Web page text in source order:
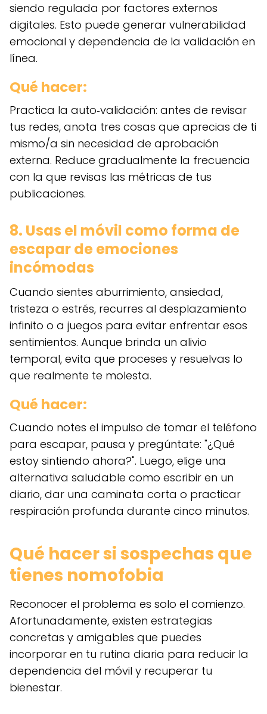
siendo regulada por factores externos
digitales. Esto puede generar vulnerabilidad
emocional y dependencia de la validación en
línea.
Qué hacer:
Practica la auto‑validación: antes de revisar
tus redes, anota tres cosas que aprecias de ti
mismo/a sin necesidad de aprobación
externa. Reduce gradualmente la frecuencia
con la que revisas las métricas de tus
publicaciones.
8. Usas el móvil como forma de
escapar de emociones
incómodas
Cuando sientes aburrimiento, ansiedad,
tristeza o estrés, recurres al desplazamiento
infinito o a juegos para evitar enfrentar esos
sentimientos. Aunque brinda un alivio
temporal, evita que proceses y resuelvas lo
que realmente te molesta.
Qué hacer:
Cuando notes el impulso de tomar el teléfono
para escapar, pausa y pregúntate: "¿Qué
estoy sintiendo ahora?". Luego, elige una
alternativa saludable como escribir en un
diario, dar una caminata corta o practicar
respiración profunda durante cinco minutos.
Qué hacer si sospechas que
tienes nomofobia
Reconocer el problema es solo el comienzo.
Afortunadamente, existen estrategias
concretas y amigables que puedes
incorporar en tu rutina diaria para reducir la
dependencia del móvil y recuperar tu
bienestar.